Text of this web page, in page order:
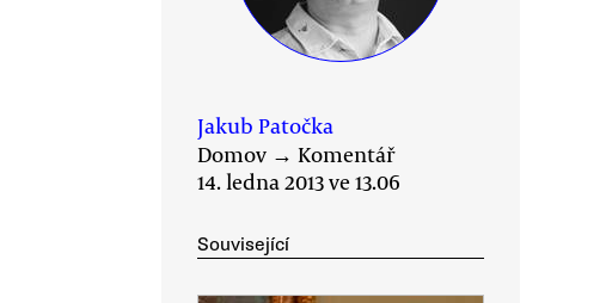
Jakub Patočka
Domov → Komentář
14. ledna 2013 ve 13.06
Související